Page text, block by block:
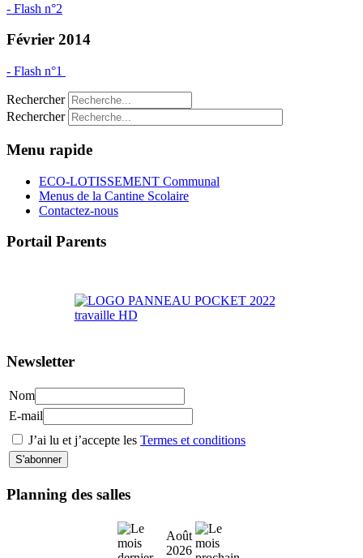
- Flash n°2
Février 2014
- Flash n°1
Rechercher
Rechercher
Menu rapide
ECO-LOTISSEMENT Communal
Menus de la Cantine Scolaire
Contactez-nous
Portail Parents
Newsletter
Nom
E-mail
J’ai lu et j’accepte les Termes et conditions
Planning des salles
Août
2026